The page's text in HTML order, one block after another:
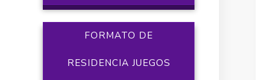
FORMATO DE
RESIDENCIA JUEGOS